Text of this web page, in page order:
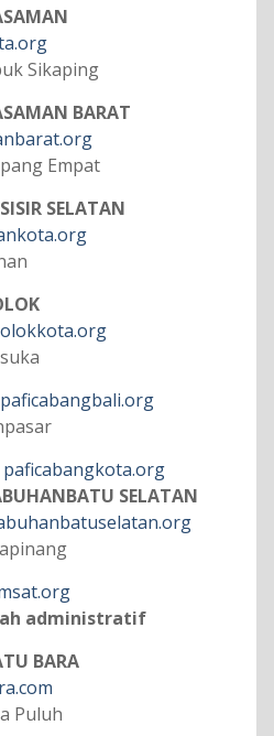
Sikaping
BARAT
Empat
SELATAN
paficabangbali.org
paficabangkota.org
SELATAN
administratif
BARA
Puluh